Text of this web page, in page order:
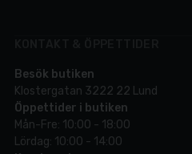
Besök butiken
Klostergatan 3222 22 Lund
Öppettider i butiken
Mån-Fre: 10:00 - 18:00
Lördag: 10:00 - 14:00